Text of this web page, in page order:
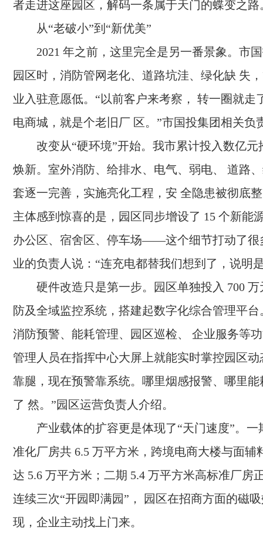
者走进这座园区，解码一条属于天门的蝶变之
从“老破小”到“新优美”
2021 年之前，这里完全是另一番景象。市
园区时，消防管网老化、道路坑洼、绿化缺 失
业入驻意愿低。“以前客户来考察， 转一圈就走
电商城，就是个老旧厂 区。”市国投集团相关
改变从“硬环境”开始。我市累计投入数亿元
焕新。室外消防、给排水、电气、弱电、 道路
套逐一完善，实施亮化工程，安 全隐患被彻底
主体感到惊喜的是，园区同步增设了 15 个新能
办公区、宿舍区、停车场——这个细节打动了很
业的负责人说：“连充电都替我们想到了，说明
硬件改造只是第一步。园区单独投入 700
防及全域监控系统，搭建起数字化综合管理平
消防预警、能耗管理、园区巡检、 企业服务等
管理人员在指挥中心大屏上就能实时掌控园区动
靠腿，现在预警靠系统。哪里烟感报警、哪里
了 然。”园区运营负责人介绍。
产业载体的扩容更是体现了“天门速度”。一
准化厂房共 6.5 万平方米，跨境电商大楼与面辅
达 5.6 万平方米；二期 5.4 万平方米高标准厂房
连续三次“开园即满园”， 园区在招商方面的磁
现，企业主动找上门来。